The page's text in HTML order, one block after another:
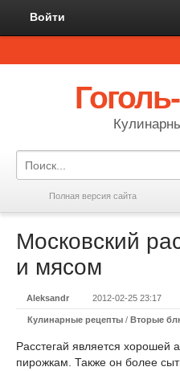
Войти
Полная версия сайта
Московский
и мясом
Aleksandr 2012-02-25 23:17
Кулинарные рецепты / Вторые
Расстегай является хорошей
пирожкам. Также он более